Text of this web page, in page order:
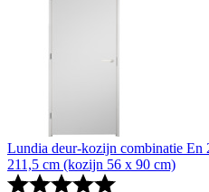
Lundia deur-kozijn combinatie
211,5 cm (kozijn 56 x 90 cm)